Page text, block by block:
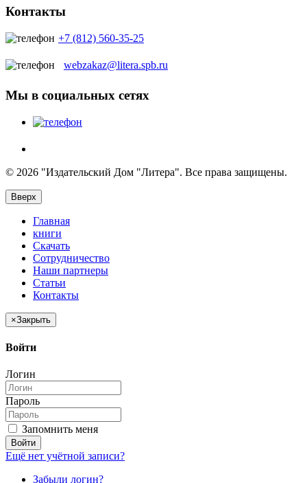
Контакты
+7 (812) 560-35-25
webzakaz@litera.spb.ru
Мы в социальных сетях
© 2026 "Издательский Дом "Литера". Все права защищены.
Вверх
Главная
книги
Скачать
Сотрудничество
Наши партнеры
Статьи
Контакты
×Закрыть
Войти
Логин
Пароль
Запомнить меня
Войти
Ещё нет учётной записи?
Забыли логин?